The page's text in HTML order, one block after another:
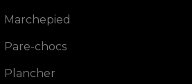
Marchepied
Pare-chocs
Plancher